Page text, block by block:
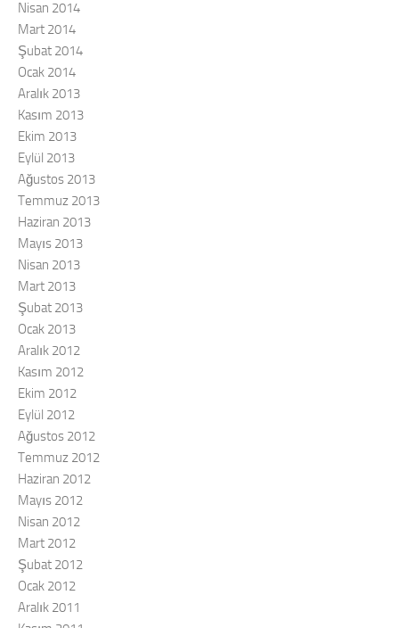
Nisan 2014
Mart 2014
Şubat 2014
Ocak 2014
Aralık 2013
Kasım 2013
Ekim 2013
Eylül 2013
Ağustos 2013
Temmuz 2013
Haziran 2013
Mayıs 2013
Nisan 2013
Mart 2013
Şubat 2013
Ocak 2013
Aralık 2012
Kasım 2012
Ekim 2012
Eylül 2012
Ağustos 2012
Temmuz 2012
Haziran 2012
Mayıs 2012
Nisan 2012
Mart 2012
Şubat 2012
Ocak 2012
Aralık 2011